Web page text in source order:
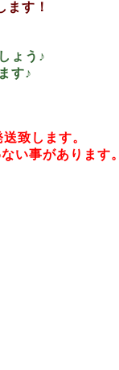
ます！
ょう♪
す♪
致します。
い事があります。